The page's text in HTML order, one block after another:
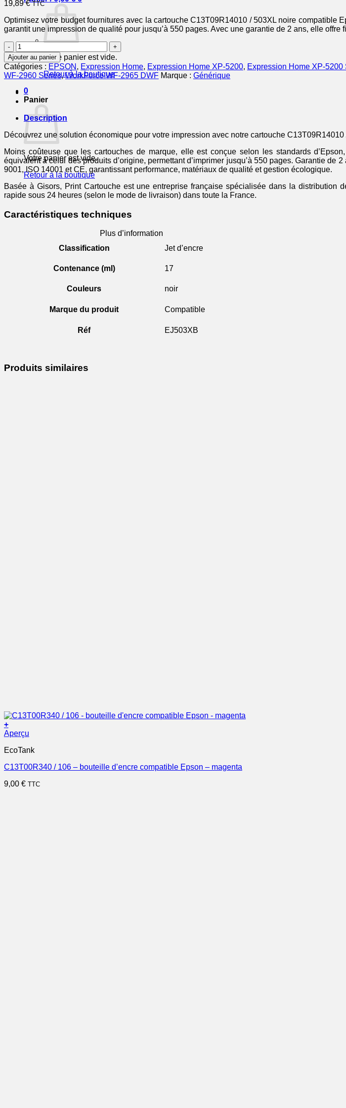
Votre panier est vide.
Retour à la boutique
0
Panier
Votre panier est vide.
Retour à la boutique
19,89€ TTC
Optimisez votre budget fournitures avec la cartouche C13T09R14010 / 503XL noire compatible
garantit une impression de qualité pour jusqu’à 550 pages. Avec une garantie de 2 ans, elle
quantité
de
C13T09R14010
/
503XL
-
cartouche
compatible
Epson
noire
Ajouter au panier
Catégories : EPSON , Expression Home, Expression Home XP-5200, Expression Home XP-5200
WF-2960 Series,WorkForce WF-2965 DWF Marque : Générique
Description
Découvrez une solution économique pour votre impression avec notre cartouche
Moins coûteuse que les cartouches de marque, elle est conçue selon les standards
équivalent à celui des produits d’origine, permettant d’imprimer jusqu’à 550 pages. Garantie
9001, ISO 14001 et CE, garantissant performance, matériaux de qualité et gestion écologique.
Basée à Gisors, Print Cartouche est une entreprise française spécialisée dans la distribution
rapide sous 24 heures (selon le mode de livraison) dans toute la France.
Caractéristiques techniques
Plus d’information
Classification
Jet d’encre
Contenance (ml) 17
Couleurs noir
Marque du produit Compatible
Réf EJ503XB
Produits similaires
+
Aperçu
EcoTank
C13T00R340 / 106 – bouteille d’encre compatible Epson – magenta
9,00 € TTC